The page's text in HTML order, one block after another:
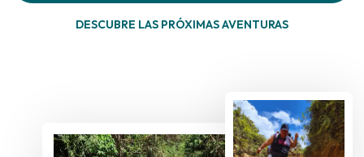
DESCUBRE LAS PRÓXIMAS AVENTURAS